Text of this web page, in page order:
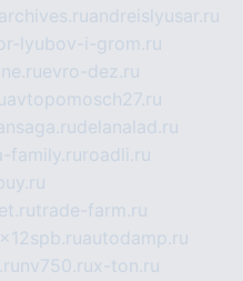
andreislyusar.ru
lyubov-i-grom.ru
evro-dez.ru
avtopomosch27.ru
delanalad.ru
family.ru roadli.ru
trade-farm.ru
autodamp.ru
nv750.rux-ton.ru